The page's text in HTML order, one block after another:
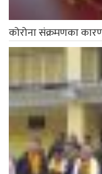
कोरोना संक्रमणका